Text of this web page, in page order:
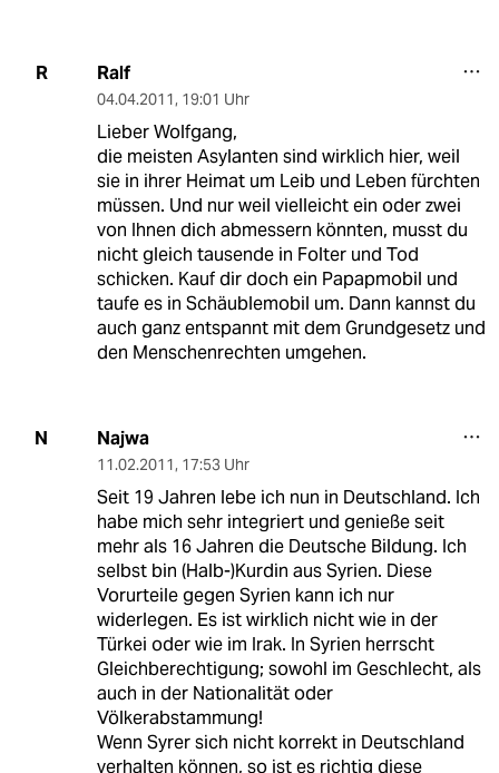
R Ralf
04.04.2011, 19:01 Uhr
Lieber Wolfgang,
die meisten Asylanten sind wirklich hier, weil
sie in ihrer Heimat um Leib und Leben fürchten
müssen. Und nur weil vielleicht ein oder zwei
von Ihnen dich abmessern könnten, musst du
nicht gleich tausende in Folter und Tod
schicken. Kauf dir doch ein Papapmobil und
taufe es in Schäublemobil um. Dann kannst du
auch ganz entspannt mit dem Grundgesetz und
den Menschenrechten umgehen.
N Najwa
11.02.2011, 17:53 Uhr
Seit 19 Jahren lebe ich nun in Deutschland. Ich
habe mich sehr integriert und genieße seit
mehr als 16 Jahren die Deutsche Bildung. Ich
selbst bin (Halb-)Kurdin aus Syrien. Diese
Vorurteile gegen Syrien kann ich nur
widerlegen. Es ist wirklich nicht wie in der
Türkei oder wie im Irak. In Syrien herrscht
Gleichberechtigung; sowohl im Geschlecht, als
auch in der Nationalität oder
Völkerabstammung!
Wenn Syrer sich nicht korrekt in Deutschland
verhalten können, so ist es richtig diese